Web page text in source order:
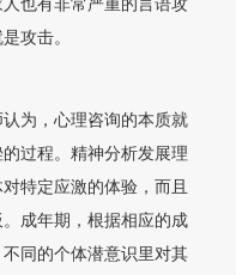
也有非常严重的言语攻
攻击。
为，心理咨询的本质就
过程。精神分析发展理
特定应激的体验，而且
成年期，根据相应的成
同的个体潜意识里对其